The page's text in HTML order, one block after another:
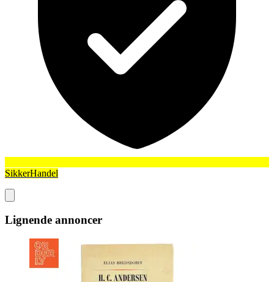
SikkerHandel
Lignende annoncer